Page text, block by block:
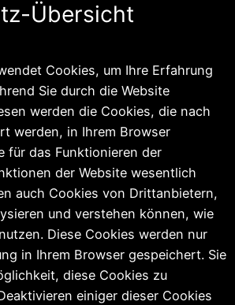
Übersicht
Cookies, um Ihre Erfahrung
Sie durch die Website
werden die Cookies, die nach
werden, in Ihrem Browser
für das Funktionieren der
der Website wesentlich
auch Cookies von Drittanbietern,
und verstehen können, wie
Diese Cookies werden nur
in Ihrem Browser gespeichert. Sie
diese Cookies zu
einiger dieser Cookies